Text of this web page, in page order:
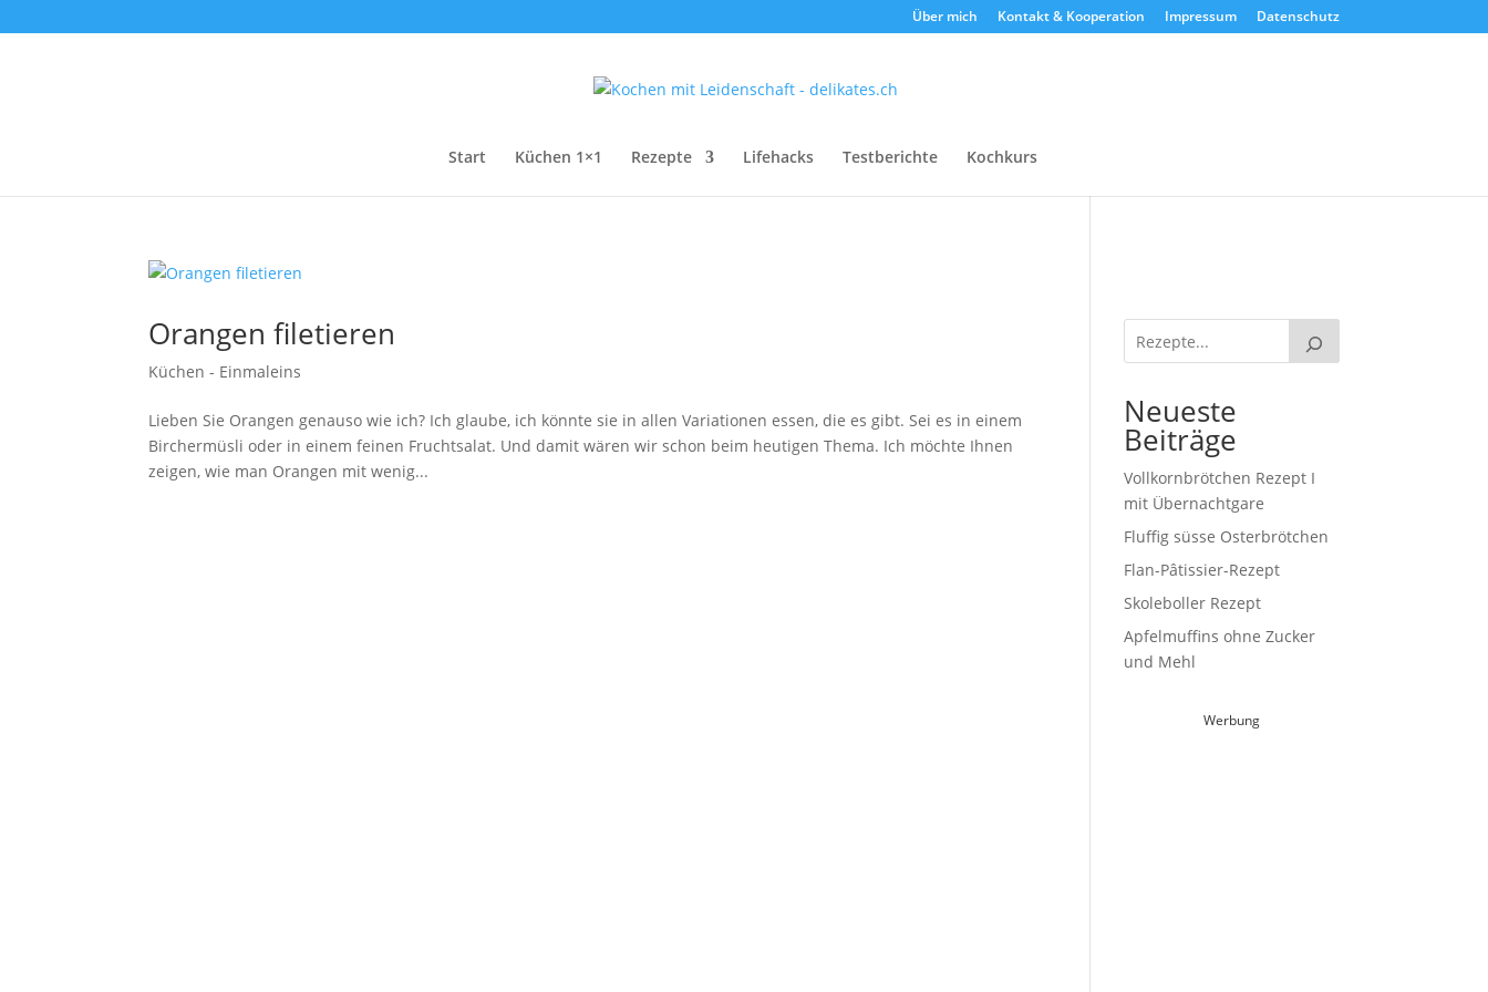
Über mich Kontakt & Kooperation Impressum Datenschutz
Start Küchen 1×1 Rezepte Lifehacks Testberichte Kochkurs
Orangen filetieren
Küchen - Einmaleins
Lieben Sie Orangen genauso wie ich? Ich glaube, ich könnte sie in allen Variationen essen, die es gibt. Sei es in einem
Birchermüsli oder in einem feinen Fruchtsalat. Und damit wären wir schon beim heutigen Thema. Ich möchte Ihnen
zeigen, wie man Orangen mit wenig...
Neueste
Beiträge
Vollkornbrötchen Rezept I
mit Übernachtgare
Fluffig süsse Osterbrötchen
Flan-Pâtissier-Rezept
Skoleboller Rezept
Apfelmuffins ohne Zucker
und Mehl
Werbung